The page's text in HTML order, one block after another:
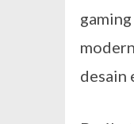
desain